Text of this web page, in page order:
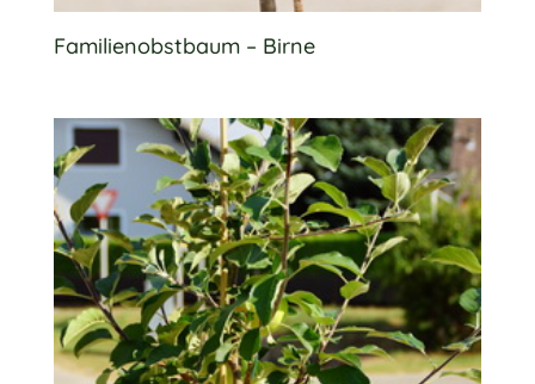
Familienobstbaum – Birne